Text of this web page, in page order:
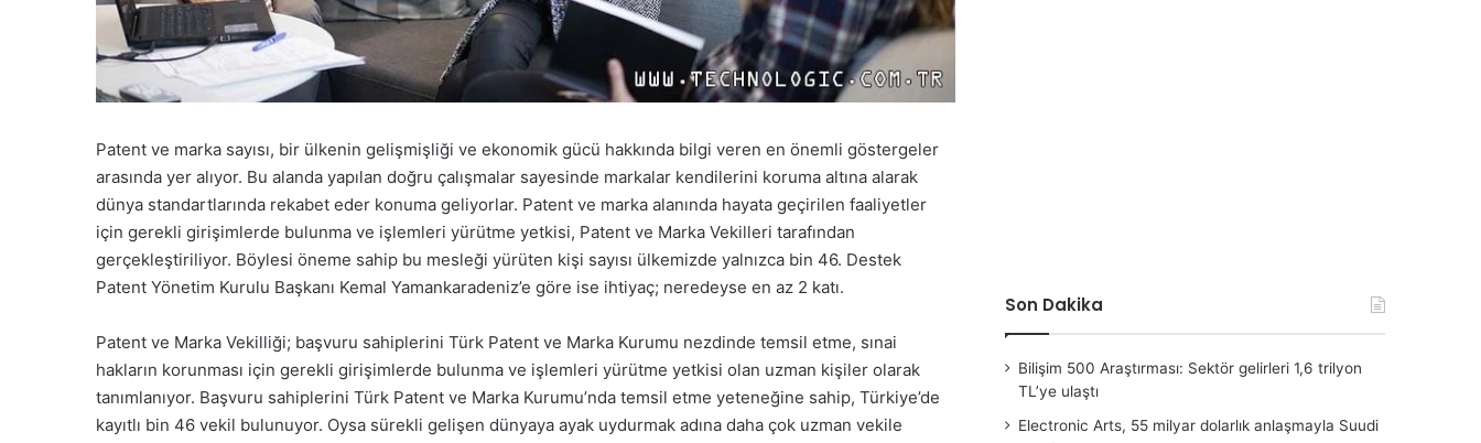
Patent ve marka sayısı, bir ülkenin gelişmişliği ve ekonomik gücü hakkında bilgi veren en önemli göstergeler
arasında yer alıyor. Bu alanda yapılan doğru çalışmalar sayesinde markalar kendilerini koruma altına alarak
dünya standartlarında rekabet eder konuma geliyorlar. Patent ve marka alanında hayata geçirilen faaliyetler
için gerekli girişimlerde bulunma ve işlemleri yürütme yetkisi, Patent ve Marka Vekilleri tarafından
gerçekleştiriliyor. Böylesi öneme sahip bu mesleği yürüten kişi sayısı ülkemizde yalnızca bin 46. Destek
Patent Yönetim Kurulu Başkanı Kemal Yamankaradeniz’e göre ise ihtiyaç; neredeyse en az 2 katı.
Patent ve Marka Vekilliği; başvuru sahiplerini Türk Patent ve Marka Kurumu nezdinde temsil etme, sınai
hakların korunması için gerekli girişimlerde bulunma ve işlemleri yürütme yetkisi olan uzman kişiler olarak
tanımlanıyor. Başvuru sahiplerini Türk Patent ve Marka Kurumu’nda temsil etme yeteneğine sahip, Türkiye’de
kayıtlı bin 46 vekil bulunuyor. Oysa sürekli gelişen dünyaya ayak uydurmak adına daha çok uzman vekile
Son Dakika
Bilişim 500 Araştırması: Sektör gelirleri 1,6 trilyon
TL’ye ulaştı
Electronic Arts, 55 milyar dolarlık anlaşmayla Suudi